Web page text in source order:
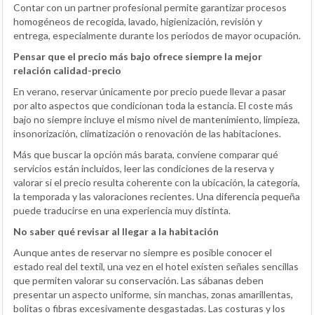
Contar con un partner profesional permite garantizar procesos
homogéneos de recogida, lavado, higienización, revisión y
entrega, especialmente durante los periodos de mayor ocupación.
Pensar que el precio más bajo ofrece siempre la mejor
relación calidad-precio
En verano, reservar únicamente por precio puede llevar a pasar
por alto aspectos que condicionan toda la estancia. El coste más
bajo no siempre incluye el mismo nivel de mantenimiento, limpieza,
insonorización, climatización o renovación de las habitaciones.
Más que buscar la opción más barata, conviene comparar qué
servicios están incluidos, leer las condiciones de la reserva y
valorar si el precio resulta coherente con la ubicación, la categoría,
la temporada y las valoraciones recientes. Una diferencia pequeña
puede traducirse en una experiencia muy distinta.
No saber qué revisar al llegar a la habitación
Aunque antes de reservar no siempre es posible conocer el
estado real del textil, una vez en el hotel existen señales sencillas
que permiten valorar su conservación. Las sábanas deben
presentar un aspecto uniforme, sin manchas, zonas amarillentas,
bolitas o fibras excesivamente desgastadas. Las costuras y los